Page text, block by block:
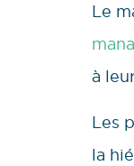
Le
à
Les
la